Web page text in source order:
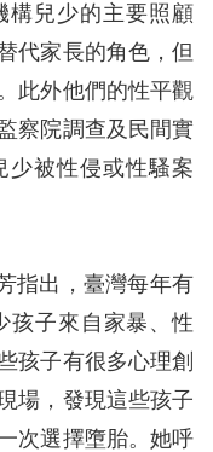
構兒少的主要照顧
代家長的角色，但
此外他們的性平觀
察院調查及民間實
少被性侵或性騷案
指出，臺灣每年有
孩子來自家暴、性
孩子有很多心理創
場，發現這些孩子
次選擇墮胎。她呼